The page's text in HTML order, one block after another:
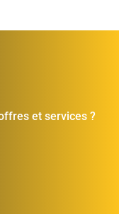
et services ?